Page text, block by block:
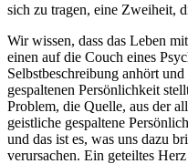
sich zu tragen, eine Zweiheit,
Wir wissen, dass das Leben
einen auf die Couch eines
Selbstbeschreibung anhört
gespaltenen Persönlichkeit
Problem, die Quelle, aus der
geistliche gespaltene
und das ist es, was uns dazu
verursachen. Ein geteiltes